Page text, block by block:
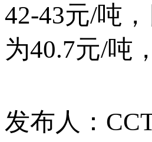
42-43元/吨
为40.7元/吨
发布人：